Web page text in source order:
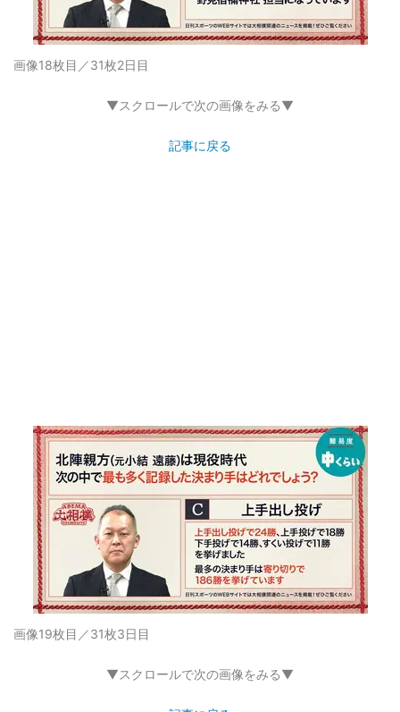
画像18枚目／31枚2日目
▼スクロールで次の画像をみる▼
記事に戻る
画像19枚目／31枚3日目
▼スクロールで次の画像をみる▼